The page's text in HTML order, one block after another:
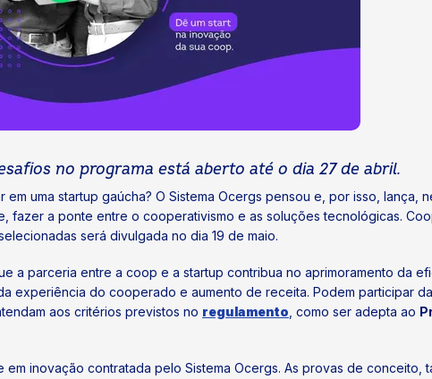
no programa está aberto até o dia 27 de abril.
uma startup gaúcha? O Sistema Ocergs pensou e, por isso, lança,
fazer a ponte entre o cooperativismo e as soluções tecnológicas.
será divulgada no dia 19 de maio.
a parceria entre a coop e a startup contribua no aprimoramento da
experiência do cooperado e aumento de receita. Podem participar
aos critérios previstos no regulamento , como ser adepta ao
em inovação contratada pelo Sistema Ocergs. As provas de conceito,